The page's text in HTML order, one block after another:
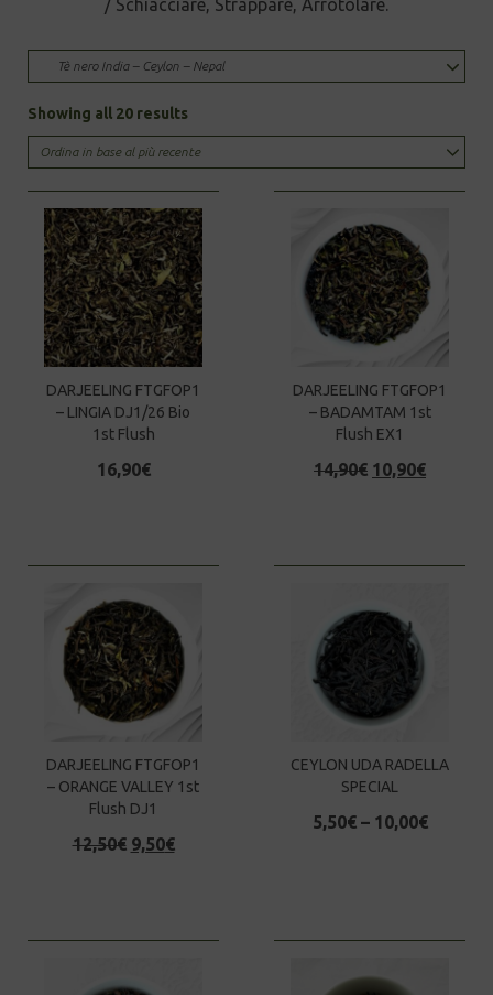
Tè nero India – Ceylon – Nepal
Showing all 20 resultsSorted
by
latest
DARJEELING FTGFOP1
– LINGIA DJ1/26 Bio
1st Flush
16,90€
DARJEELING FTGFOP1
– BADAMTAM 1st
Flush EX1
14,90€ Original
10,90€Current
DARJEELING FTGFOP1
– ORANGE VALLEY 1st
Flush DJ1
12,50€ Original
9,50€Current
CEYLON UDA RADELLA
SPECIAL
5,50€– 10,00€